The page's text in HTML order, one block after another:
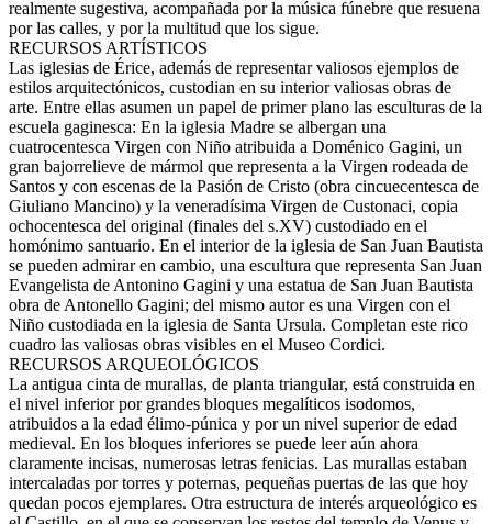
realmente sugestiva, acompañada por la música fúnebre que resuena
por las calles, y por la multitud que los sigue.
RECURSOS ARTÍSTICOS
Las iglesias de Érice, además de representar valiosos ejemplos de
estilos arquitectónicos, custodian en su interior valiosas obras de
arte. Entre ellas asumen un papel de primer plano las esculturas de la
escuela gaginesca: En la iglesia Madre se albergan una
cuatrocentesca Virgen con Niño atribuida a Doménico Gagini, un
gran bajorrelieve de mármol que representa a la Virgen rodeada de
Santos y con escenas de la Pasión de Cristo (obra cincuecentesca de
Giuliano Mancino) y la veneradísima Virgen de Custonaci, copia
ochocentesca del original (finales del s.XV) custodiado en el
homónimo santuario. En el interior de la iglesia de San Juan Bautista
se pueden admirar en cambio, una escultura que representa San Juan
Evangelista de Antonino Gagini y una estatua de San Juan Bautista
obra de Antonello Gagini; del mismo autor es una Virgen con el
Niño custodiada en la iglesia de Santa Ursula. Completan este rico
cuadro las valiosas obras visibles en el Museo Cordici.
RECURSOS ARQUEOLÓGICOS
La antigua cinta de murallas, de planta triangular, está construida en
el nivel inferior por grandes bloques megalíticos isodomos,
atribuidos a la edad élimo-púnica y por un nivel superior de edad
medieval. En los bloques inferiores se puede leer aún ahora
claramente incisas, numerosas letras fenicias. Las murallas estaban
intercaladas por torres y poternas, pequeñas puertas de las que hoy
quedan pocos ejemplares. Otra estructura de interés arqueológico es